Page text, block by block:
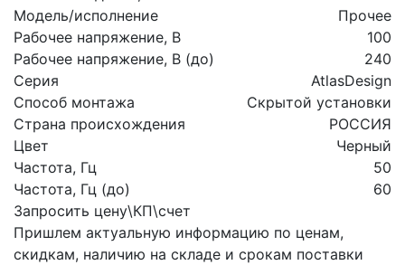
Модель/исполнение
Прочее
Рабочее напряжение, В
100
Рабочее напряжение, В (до)
240
Серия
AtlasDesign
Способ монтажа
Скрытой установки
Страна происхождения
РОССИЯ
Цвет
Черный
Частота, Гц
50
Частота, Гц (до)
60
Запросить цену\КП\счет
Пришлем актуальную информацию по ценам,
скидкам, наличию на складе и срокам поставки